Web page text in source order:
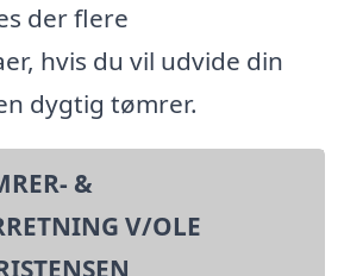
der flere
hvis du vil udvide din
dygtig tømrer.
&
V/OLE